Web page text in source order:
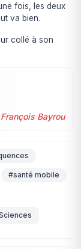
fois, les deux
va bien.
collé à son
Bayrou
#santé mobile